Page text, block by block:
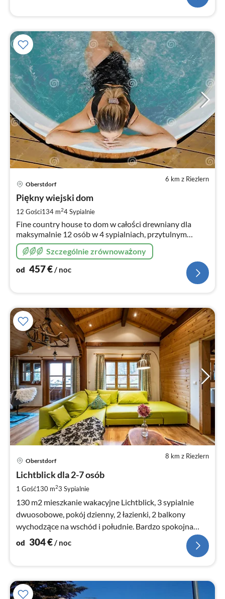
6 km z Riezlern
Oberstdorf
Piękny wiejski dom
12 Gości134 m24Sypialnie
Fine country house to dom w całości drewniany dla
maksymalnie 12 osób w 4 sypialniach, przytulnym
salonie, jadalni, z dala od zgiełku. Idealny dla rodziny,
rodzin, przyjaciółSzczególnie zrównoważony
od 457€/ noc
8 km z Riezlern
Oberstdorf
Lichtblick dla 2-7 osób
1 Gość130 m23 Sypialnie
130 m2 mieszkanie wakacyjne Lichtblick, 3 sypialnie
dwuosobowe, pokój dzienny, 2 łazienki, 2 balkony
wychodzące na wschód i południe. Bardzo spokojna
lokalizacja, bezpośrednio przy szlakach turystycznych.
od 304€/ noc